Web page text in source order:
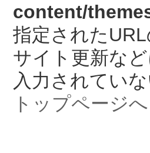
content/
指定された
サイト更新な
入力されてい
トップページへ